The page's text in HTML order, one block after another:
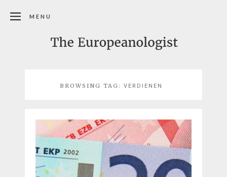
MENU
BROWSING TAG: VERDIENEN